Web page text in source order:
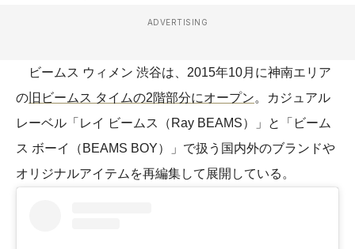
ADVERTISING
ビームス ウィメン 渋谷は、2015年10月に神南エリア
の 旧ビームス タイムの2階部分にオープン。カジュアル
レーベル「レイ ビームス（Ray BEAMS）」と「ビーム
ス ボーイ（BEAMS BOY）」で扱う国内外のブランドや
オリジナルアイテムを再編集して展開している。